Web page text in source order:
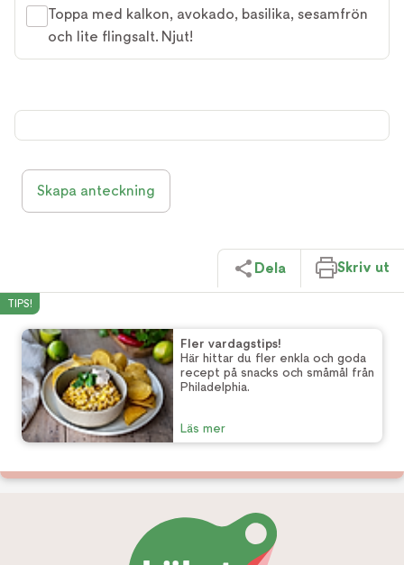
Toppa med kalkon, avokado, basilika, sesamfrön
och lite flingsalt. Njut!
Skapa anteckning
Dela Skriv ut
TIPS!
Fler vardagstips!
Här hittar du fler enkla och goda
recept på snacks och småmål från
Philadelphia.
Läs mer